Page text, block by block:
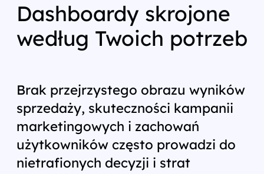
Dashboardy skrojone
według Twoich potrzeb
Brak przejrzystego obrazu wyników
sprzedaży, skuteczności kampanii
marketingowych i zachowań
użytkowników często prowadzi do
nietrafionych decyzji i strat